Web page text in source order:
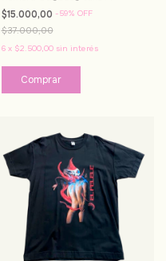
$15.000,00 -59% OFF
$37.000,00
6 x $2.500,00 sin interés